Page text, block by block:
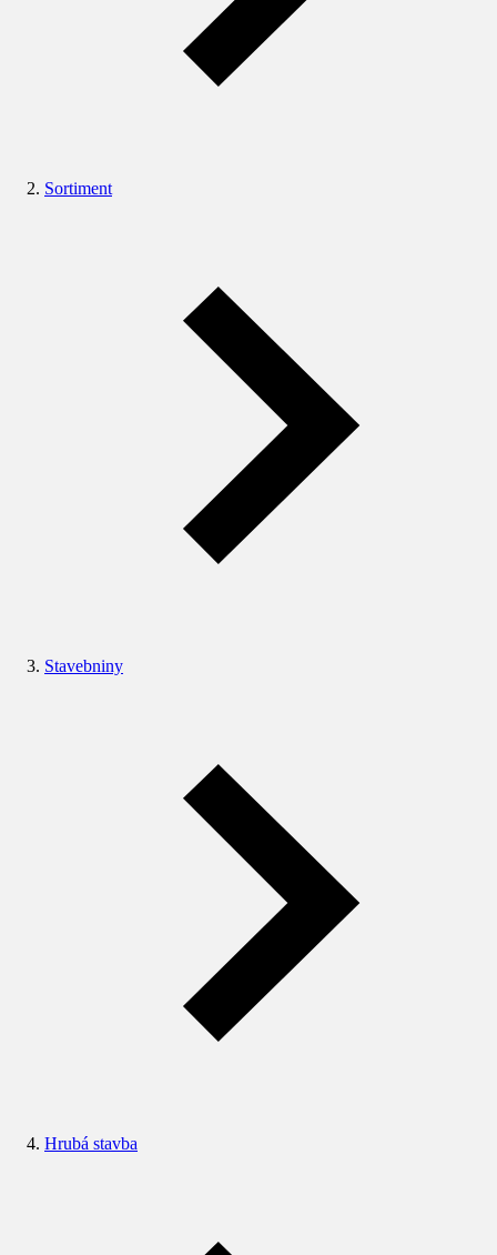
Sortiment
Stavebniny
Hrubá stavba